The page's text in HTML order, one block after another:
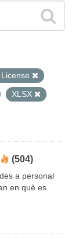
XLSX
(504)
a personal
en què es